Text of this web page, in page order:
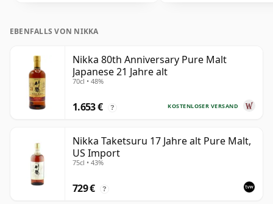
EBENFALLS VON NIKKA
Nikka 80th Anniversary Pure Malt
Japanese 21 Jahre alt
70cl • 48%
KOSTENLOSER VERSAND
1.653 € ?
Nikka Taketsuru 17 Jahre alt Pure Malt,
US Import
75cl • 43%
729 € ?